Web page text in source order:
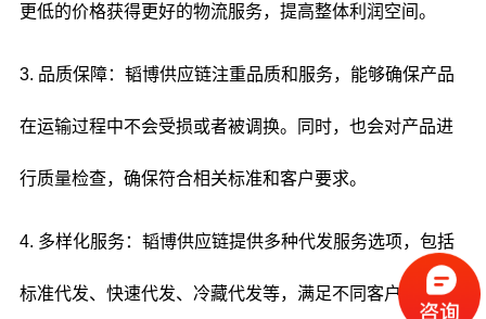
更低的价格获得更好的物流服务，提高整体利润空间。
3. 品质保障：韬博供应链注重品质和服务，能够确保产品
在运输过程中不会受损或者被调换。同时，也会对产品进
行质量检查，确保符合相关标准和客户要求。
4. 多样化服务：韬博供应链提供多种代发服务选项，包括
标准代发、快速代发、冷藏代发等，满足不同客户的需